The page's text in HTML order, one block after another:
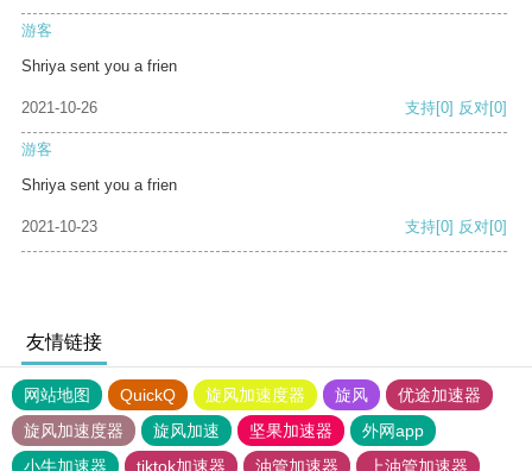
游客
Shriya sent you a frien
2021-10-26 支持[0] 反对[0]
游客
Shriya sent you a frien
2021-10-23 支持[0] 反对[0]
友情链接
网站地图 QuickQ 旋风加速度器 旋风
优途加速器
旋风加速度器
旋风加速 坚果加速器
外网app
小牛加速器
tiktok加速器 油管加速器
上油管加速器